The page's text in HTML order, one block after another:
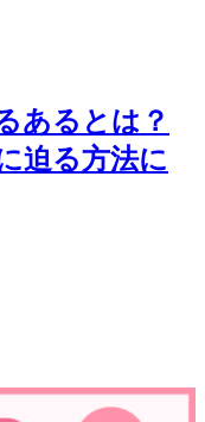
あるとは？
迫る方法に